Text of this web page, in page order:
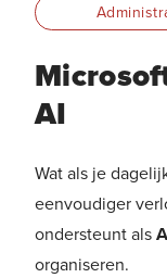
AI
Wat als je
eenvoudiger
ondersteunt als
organiseren.